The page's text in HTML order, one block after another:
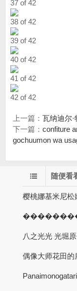
37 of 42
38 of 42
39 of 42
40 of 42
41 of 42
42 of 42
上一篇： 瓦纳迪尔
下一篇： confiture
gochuumon wa
随便看
樱桃娜基米尼松
八之光光 光堀
偶像大师花田的